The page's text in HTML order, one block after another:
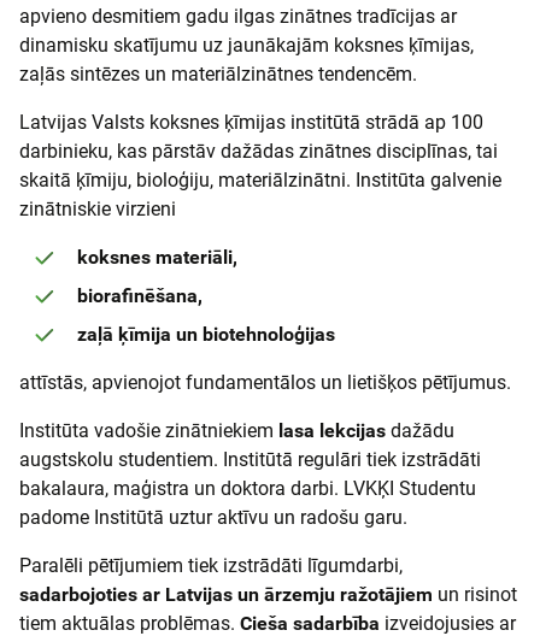
apvieno desmitiem gadu ilgas zinātnes tradīcijas ar
dinamisku skatījumu uz jaunākajām koksnes ķīmijas,
zaļās sintēzes un materiālzinātnes tendencēm.
Latvijas Valsts koksnes ķīmijas institūtā strādā ap 100
darbinieku, kas pārstāv dažādas zinātnes disciplīnas, tai
skaitā ķīmiju, bioloģiju, materiālzinātni. Institūta galvenie
zinātniskie virzieni
koksnes materiāli,
biorafinēšana,
zaļā ķīmija un biotehnoloģijas
attīstās, apvienojot fundamentālos un lietišķos pētījumus.
Institūta vadošie zinātniekiem lasa lekcijas dažādu
augstskolu studentiem. Institūtā regulāri tiek izstrādāti
bakalaura, maģistra un doktora darbi. LVKĶI Studentu
padome Institūtā uztur aktīvu un radošu garu.
Paralēli pētījumiem tiek izstrādāti līgumdarbi,
sadarbojoties ar Latvijas un ārzemju ražotājiem un risinot
tiem aktuālas problēmas. Cieša sadarbība izveidojusies ar